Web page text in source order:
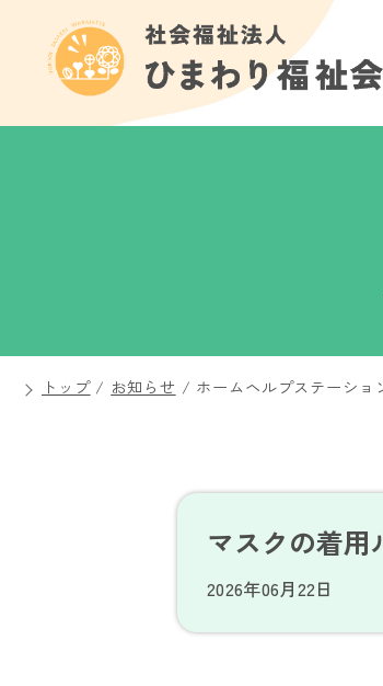
トップ/ お知らせ / ホームヘルプステーショ
マスクの着用
2026年06月22日